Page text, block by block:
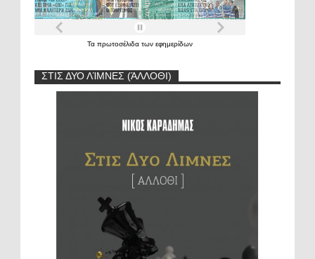
Τα πρωτοσέλιδα των εφημερίδων
ΣΤΙΣ ΔΥΟ ΛΊΜΝΕΣ (ΆΛΛΟΘΙ)